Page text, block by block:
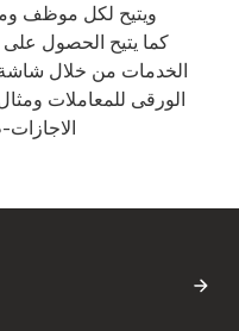
ويتيح لكل موظف
الخدمات من خلال شاشة
الورقى للمعاملات